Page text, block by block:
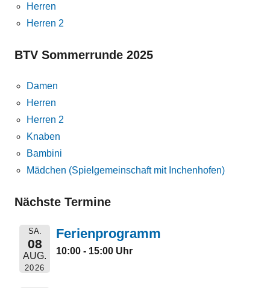
Herren
Herren 2
BTV Sommerrunde 2025
Damen
Herren
Herren 2
Knaben
Bambini
Mädchen (Spielgemeinschaft mit Inchenhofen)
Nächste Termine
SA.
08
AUG.
2026
Ferienprogramm
10:00 - 15:00 Uhr